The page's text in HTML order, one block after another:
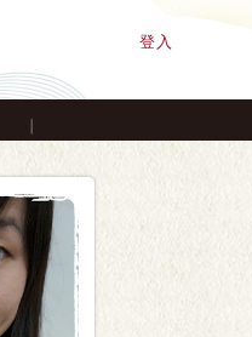
登入